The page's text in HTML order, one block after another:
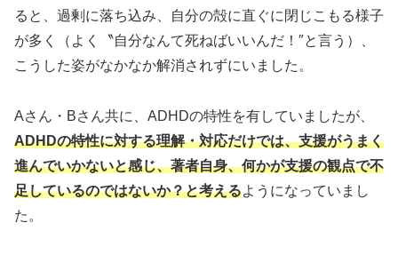
ると、過剰に落ち込み、自分の殻に直ぐに閉じこもる様子
が多く（よく〝自分なんて死ねばいいんだ！″と言う）、
こうした姿がなかなか解消されずにいました。
Aさん・Bさん共に、ADHDの特性を有していましたが、
ADHDの特性に対する理解・対応だけでは、支援がうまく
進んでいかないと感じ、著者自身、何かが支援の観点で不
足しているのではないか？と考えるようになっていまし
た。